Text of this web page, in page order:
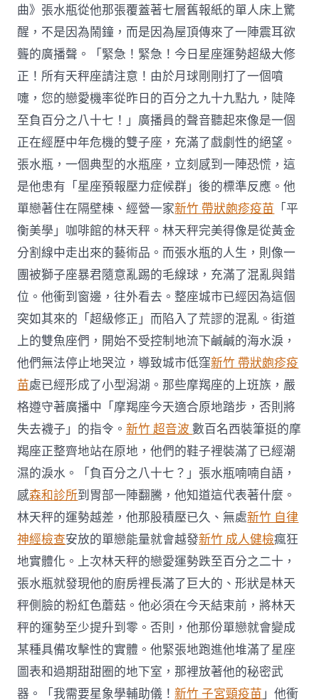
曲》張水瓶從他那張覆蓋著七層舊報紙的單人床上驚
醒，不是因為鬧鐘，而是因為屋頂傳來了一陣震耳欲
聾的廣播聲。「緊急！緊急！今日星座運勢超級大修
正！所有天秤座請注意！由於月球剛剛打了一個噴
嚏，您的戀愛機率從昨日的百分之九十九點九，陡降
至負百分之八十七！」廣播員的聲音聽起來像是一個
正在經歷中年危機的雙子座，充滿了戲劇性的絕望。
張水瓶，一個典型的水瓶座，立刻感到一陣恐慌，這
是他患有「星座預報壓力症候群」後的標準反應。他
單戀著住在隔壁棟、經營一家新竹 帶狀皰疹疫苗 「平
衡美學」咖啡館的林天秤。林天秤完美得像是從黃金
分割線中走出來的藝術品。而張水瓶的人生，則像一
團被獅子座暴君隨意亂踢的毛線球，充滿了混亂與錯
位。他衝到窗邊，往外看去。整座城市已經因為這個
突如其來的「超級修正」而陷入了荒謬的混亂。街道
上的雙魚座們，開始不受控制地流下鹹鹹的海水淚，
他們無法停止地哭泣，導致城市低窪新竹 帶狀皰疹疫
苗處已經形成了小型潟湖。那些摩羯座的上班族，嚴
格遵守著廣播中「摩羯座今天適合原地踏步，否則將
失去襪子」的指令。新竹 超音波數百名西裝筆挺的摩
羯座正整齊地站在原地，他們的鞋子裡裝滿了已經潮
濕的淚水。「負百分之八十七？」張水瓶喃喃自語，
感森和診所到胃部一陣翻騰，他知道這代表著什麼。
林天秤的運勢越差，他那股積壓已久、無處新竹 自律
神經檢查安放的單戀能量就會越發新竹 成人健檢瘋狂
地實體化。上次林天秤的戀愛運勢跌至百分之二十，
張水瓶就發現他的廚房裡長滿了巨大的、形狀是林天
秤側臉的粉紅色蘑菇。他必須在今天結束前，將林天
秤的運勢至少提升到零。否則，他那份單戀就會變成
某種具備攻擊性的實體。他緊張地跑進他堆滿了星座
圖表和過期甜甜圈的地下室，那裡放著他的秘密武
器。「我需要星象學輔助儀！新竹 子宮頸疫苗」他衝